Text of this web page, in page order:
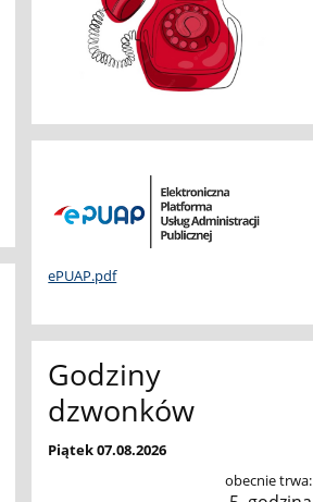
ePUAP.pdf
Godziny
dzwonków
Piątek 07.08.2026
obecnie trwa: